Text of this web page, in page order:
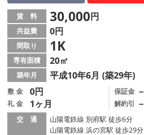
Instagram
店舗情報·アクセス
会社概要
メールでお問い合わせ
賃 料 30,000円
共益費 0円
間取り 1K
専有面積 20㎡
築年月 平成10年6月 (築29年)
敷 金 0円
礼 金 1ヶ月
保証金 －
解約引 －
交 通
山陽電鉄線 別府駅 徒歩6分
山陽電鉄線 浜の宮駅 徒歩29分